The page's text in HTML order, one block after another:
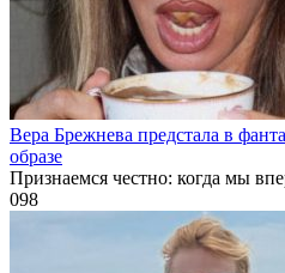
Вера Брежнева предстала в
образе
Признаемся честно: когда мы
098